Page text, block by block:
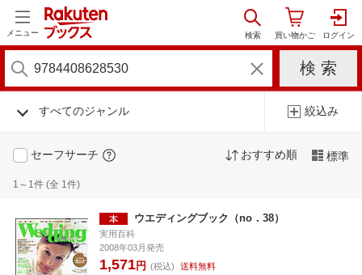
メニュー
すべてのジャンル 絞込み
セーフサーチ おすすめ順 標準
1～1件 (全 1件)
ウエディングブック（no．38）
実用百科
2008年03月発売
1,571円 (税込) 送料無料